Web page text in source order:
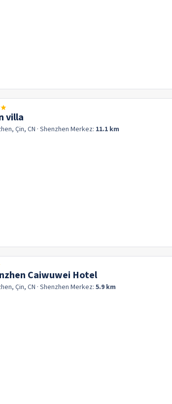
villa
Çin, CN · Shenzhen Merkez: 11.1 km
Caiwuwei Hotel
Çin, CN · Shenzhen Merkez: 5.9 km